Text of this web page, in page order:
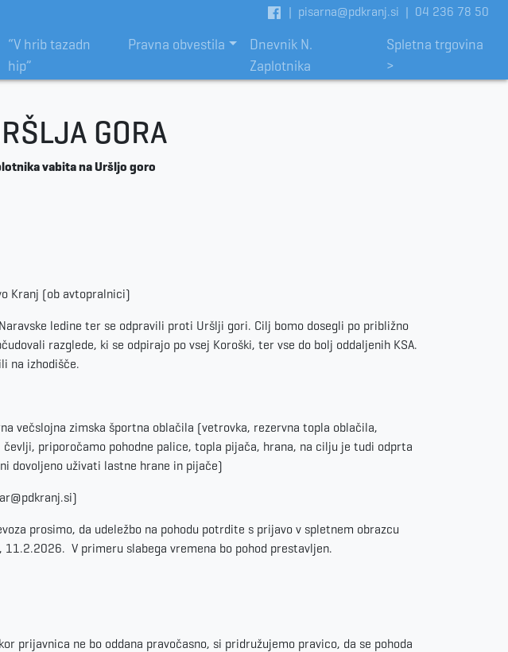
| pisarna@pdkranj.si | 04 236 78 50
“V hrib tazadn
hip”
Pravna obvestila
Dnevnik N.
Zaplotnika
Spletna trgovina
>
GORA
vabita na Uršljo goro
Kranj (ob avtopralnici)
ledine ter se odpravili proti Uršlji gori. Cilj bomo dosegli po približno
razglede, ki se odpirajo po vsej Koroški, ter vse do bolj oddaljenih KSA.
na izhodišče.
večslojna zimska športna oblačila (vetrovka, rezervna topla oblačila,
priporočamo pohodne palice, topla pijača, hrana, na cilju je tudi odprta
dovoljeno uživati lastne hrane in pijače)
prosimo, da udeležbo na pohodu potrdite s prijavo v spletnem obrazcu
11.2.2026. V primeru slabega vremena bo pohod prestavljen.
prijavnica ne bo oddana pravočasno, si pridružujemo pravico, da se pohoda